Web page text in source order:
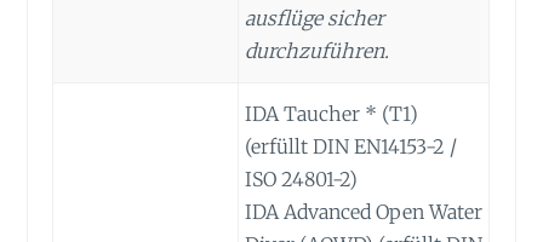
ausflüge sicher
durchzuführen.
IDA Taucher * (T1)
(erfüllt DIN EN14153-2 /
ISO 24801-2)
IDA Advanced Open Water